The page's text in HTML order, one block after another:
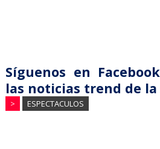
Síguenos en
las noticias trend de la
> ESPECTACULOS